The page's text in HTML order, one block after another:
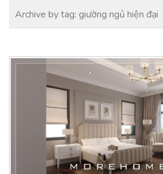
Archive by tag: giường ngủ hiện đại